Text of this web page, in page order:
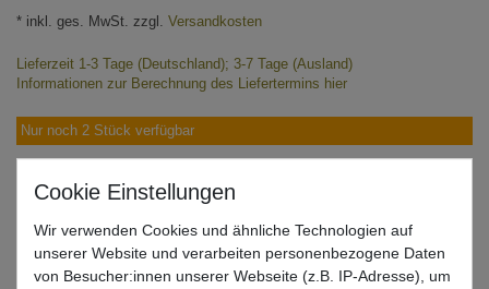
* inkl. ges. MwSt. zzgl. Versandkosten
Lieferzeit 1-3 Tage (Deutschland); 3-7 Tage (Ausland)
Informationen zur Berechnung des Liefertermins hier
Nur noch 2 Stück verfügbar
In den Warenkorb
Wunschliste
Wir verwenden Cookies und ähnliche Technologien auf
unserer Website und verarbeiten personenbezogene Daten
von Besucher:innen unserer Webseite (z.B. IP-Adresse), um